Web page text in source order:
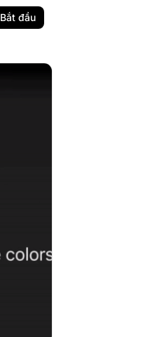
Bắt đầu